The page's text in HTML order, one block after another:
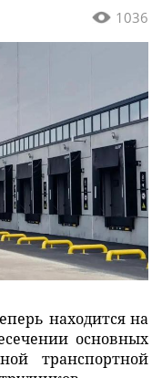
1036
находится на
основных
транспортной